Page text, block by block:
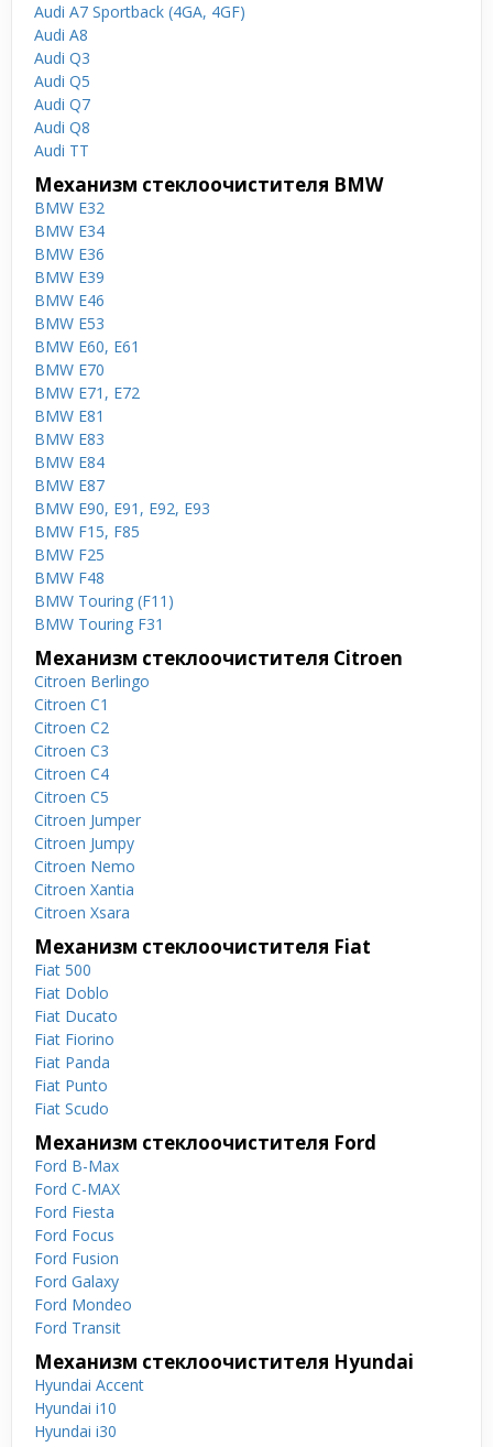
Audi A7 Sportback (4GA, 4GF)
Audi A8
Audi Q3
Audi Q5
Audi Q7
Audi Q8
Audi TT
Механизм стеклоочистителя BMW
BMW E32
BMW E34
BMW E36
BMW E39
BMW E46
BMW E53
BMW E60, E61
BMW E70
BMW E71, E72
BMW E81
BMW E83
BMW E84
BMW E87
BMW E90, E91, E92, E93
BMW F15, F85
BMW F25
BMW F48
BMW Touring (F11)
BMW Touring F31
Механизм стеклоочистителя Citroen
Citroen Berlingo
Citroen C1
Citroen C2
Citroen C3
Citroen C4
Citroen C5
Citroen Jumper
Citroen Jumpy
Citroen Nemo
Citroen Xantia
Citroen Xsara
Механизм стеклоочистителя Fiat
Fiat 500
Fiat Doblo
Fiat Ducato
Fiat Fiorino
Fiat Panda
Fiat Punto
Fiat Scudo
Механизм стеклоочистителя Ford
Ford B-Max
Ford C-MAX
Ford Fiesta
Ford Focus
Ford Fusion
Ford Galaxy
Ford Mondeo
Ford Transit
Механизм стеклоочистителя Hyundai
Hyundai Accent
Hyundai i10
Hyundai i30